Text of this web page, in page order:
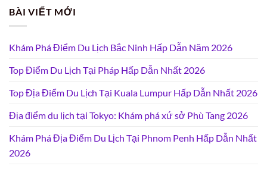
BÀI VIẾT MỚI
Khám Phá Điểm Du Lịch Bắc Ninh Hấp Dẫn Năm 2026
Top Điểm Du Lịch Tại Pháp Hấp Dẫn Nhất 2026
Top Địa Điểm Du Lịch Tại Kuala Lumpur Hấp Dẫn Nhất 2026
Địa điểm du lịch tại Tokyo: Khám phá xứ sở Phù Tang 2026
Khám Phá Địa Điểm Du Lịch Tại Phnom Penh Hấp Dẫn Nhất
2026